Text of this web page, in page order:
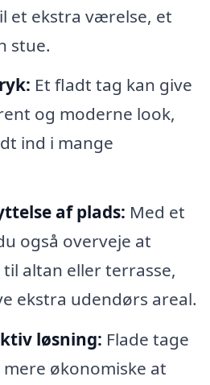
et ekstra værelse, et
stue.
Et fladt tag kan give
og moderne look,
ind i mange
af plads: Med et
også overveje at
altan eller terrasse,
ekstra udendørs areal.
løsning: Flade tage
økonomiske at